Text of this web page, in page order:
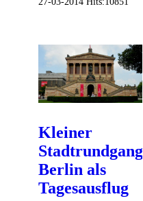
Kleiner
Stadtrundgang
Berlin als
Tagesausflug